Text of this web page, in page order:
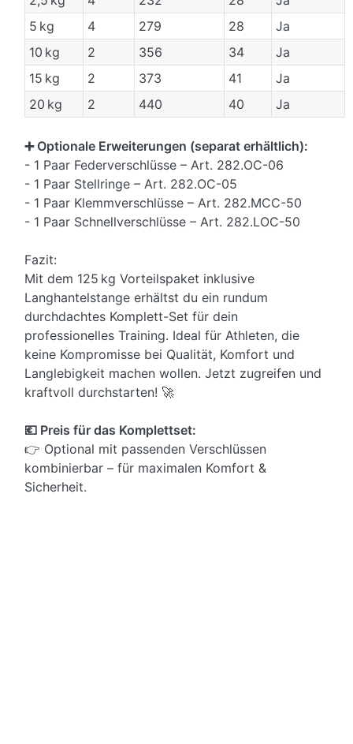
5 kg
4 279 28
Ja
10 kg
2 356 34
Ja
15 kg
2 373 41
Ja
20 kg
2 440 40 Ja
➕ Optionale Erweiterungen (separat erhältlich):
- 1 Paar Federverschlüsse – Art. 282.OC-06
- 1 Paar Stellringe – Art. 282.OC-05
- 1 Paar Klemmverschlüsse – Art. 282.MCC-50
- 1 Paar Schnellverschlüsse – Art. 282.LOC-50
Fazit:
Mit dem 125 kg Vorteilspaket inklusive
Langhantelstange erhältst du ein rundum
durchdachtes Komplett-Set für dein
professionelles Training. Ideal für Athleten, die
keine Kompromisse bei Qualität, Komfort und
Langlebigkeit machen wollen. Jetzt zugreifen und
kraftvoll durchstarten! 🚀
💶 Preis für das Komplettset:
👉 Optional mit passenden Verschlüssen
kombinierbar – für maximalen Komfort &
Sicherheit.